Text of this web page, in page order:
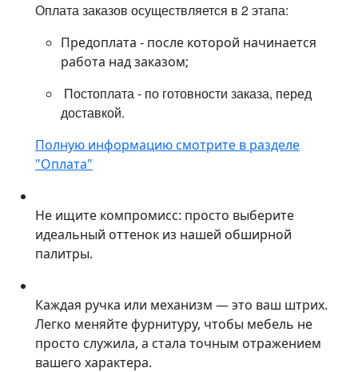
Оплата заказов осуществляется в 2 этапа:
Предоплата - после которой начинается
работа над заказом;
Постоплата - по готовности заказа, перед
доставкой.
Полную информацию смотрите в разделе
"Оплата"
Не ищите компромисс: просто выберите
идеальный оттенок из нашей обширной
палитры.
Каждая ручка или механизм — это ваш штрих.
Легко меняйте фурнитуру, чтобы мебель не
просто служила, а стала точным отражением
вашего характера.